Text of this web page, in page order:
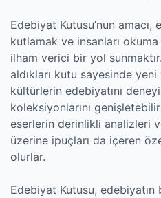
Edebiyat Kutusu’nun amacı,
kutlamak ve insanları
ilham verici bir yol
aldıkları kutu sayesinde
kültürlerin edebiyatını
koleksiyonlarını
eserlerin derinlikli analizleri
üzerine ipuçları da içeren
olurlar.
Edebiyat Kutusu,